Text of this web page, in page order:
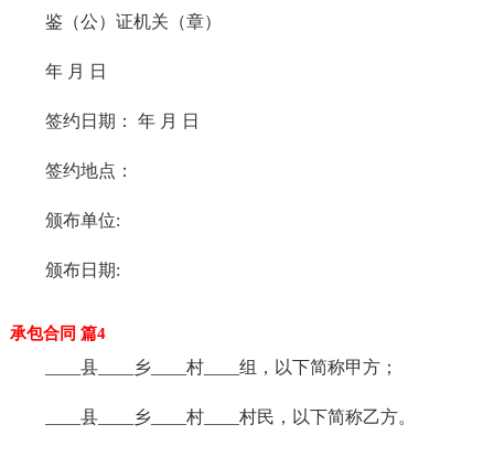
鉴（公）证机关（章）
年 月 日
签约日期： 年 月 日
签约地点：
颁布单位:
颁布日期:
承包合同 篇4
____县____乡____村____组，以下简称甲方；
____县____乡____村____村民，以下简称乙方。